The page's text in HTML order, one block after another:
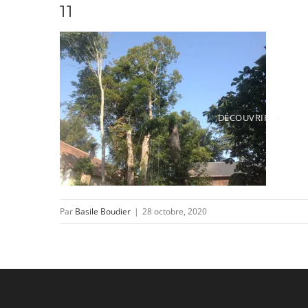
DÉCOUVRIR
11
Par Basile Boudier | 28 octobre, 2020